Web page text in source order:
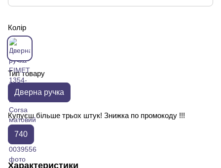
Колір
Тип товару
Дверна ручка
Купуєш більше трьох штук! Знижка по промокоду !!!
740
Характеристики